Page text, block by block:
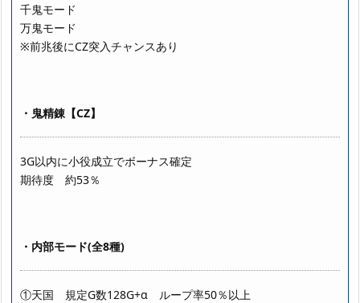
千鬼モード
万鬼モード
※前兆後にCZ突入チャンスあり
・鬼精錬【CZ】
3G以内に小役成立でボーナス確定
期待度 約53％
・内部モード(全8種)
①天国 規定G数128G+α ループ率50％以上